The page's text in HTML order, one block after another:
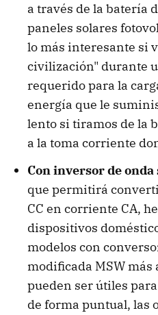
a través de la batería
paneles solares
lo más interesante si
civilización" durante
requerido para la
energía que le
lento si tiramos de la
a la toma corriente
Con inversor de
que permitirá
CC en corriente CA,
dispositivos
modelos con
modificada MSW
pueden ser útiles
de forma puntual, las